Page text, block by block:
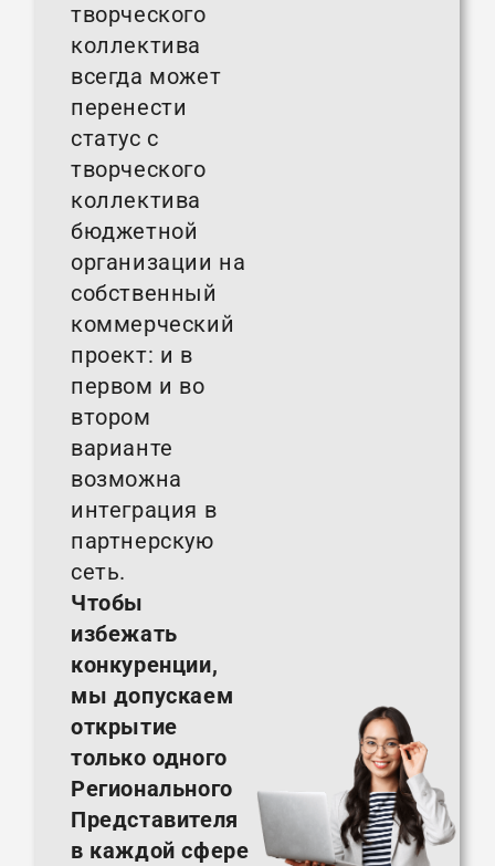
творческого
коллектива
всегда может
перенести
статус с
творческого
коллектива
бюджетной
организации на
собственный
коммерческий
проект: и в
первом и во
втором
варианте
возможна
интеграция в
партнерскую
сеть.
Чтобы
избежать
конкуренции,
мы допускаем
открытие
только одного
Регионального
Представителя
в каждой сфере